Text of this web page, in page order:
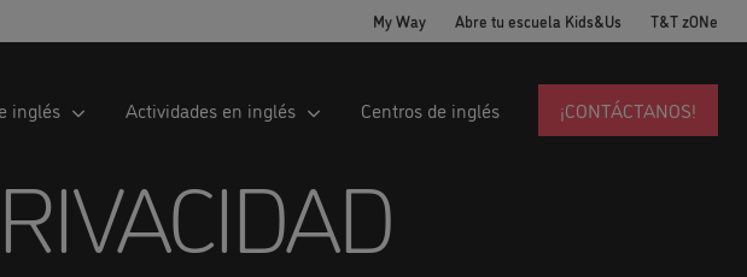
My Way Abre tu escuela Kids&Us T&T zONe
inglés Actividades en inglés Centros de inglés ¡CONTÁCTANOS!